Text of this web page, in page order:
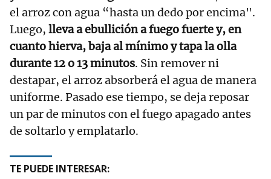
el arroz con agua “hasta un dedo por encima".
Luego, lleva a ebullición a fuego fuerte y, en
cuanto hierva, baja al mínimo y tapa la olla
durante 12 o 13 minutos. Sin remover ni
destapar, el arroz absorberá el agua de manera
uniforme. Pasado ese tiempo, se deja reposar
un par de minutos con el fuego apagado antes
de soltarlo y emplatarlo.
TE PUEDE INTERESAR: